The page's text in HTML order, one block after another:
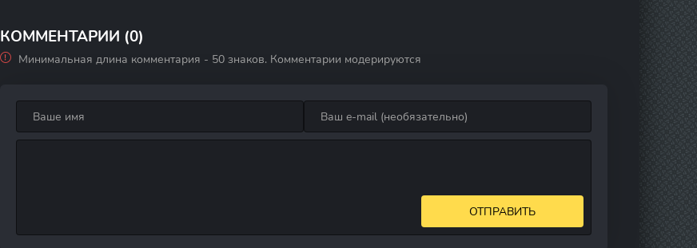
КОММЕНТАРИИ (0)
Минимальная длина комментария - 50 знаков. Комментарии модерируются
ОТПРАВИТЬ